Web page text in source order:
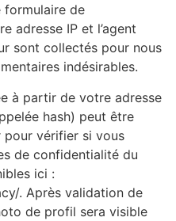
formulaire de
adresse IP et l’agent
sont collectés pour nous
indésirables.
à partir de votre adresse
hash) peut être
pour vérifier si vous
de confidentialité du
ici :
. Après validation de
de profil sera visible